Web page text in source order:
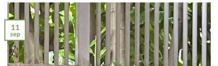
11
sep